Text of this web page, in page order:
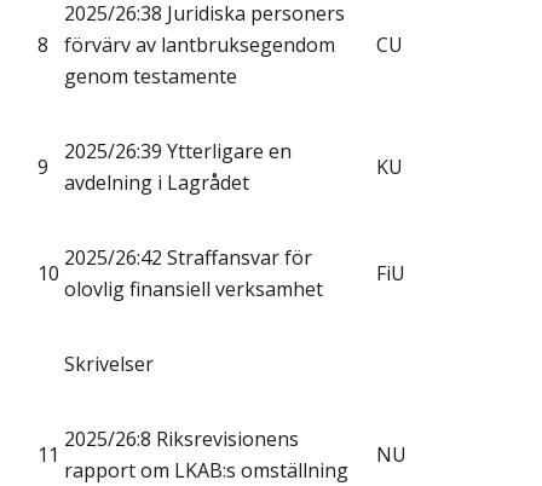
8
2025/26:38 Juridiska personers
förvärv av lantbruksegendom
genom testamente
CU
9
2025/26:39 Ytterligare en
avdelning i Lagrådet
KU
10
2025/26:42 Straffansvar för
olovlig finansiell verksamhet
FiU
Skrivelser
11
2025/26:8 Riksrevisionens
rapport om LKAB:s omställning
NU